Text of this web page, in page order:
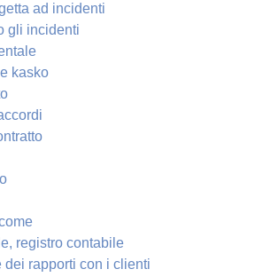
ad incidenti
gli incidenti
kasko
registro contabile
dei rapporti con i clienti